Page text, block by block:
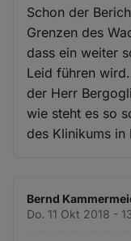
Schon der
Grenzen des
dass ein weiter
Leid führen
der Herr
wie steht es so
des Klinikums in
Bernd
Do. 11 Okt 2018 -